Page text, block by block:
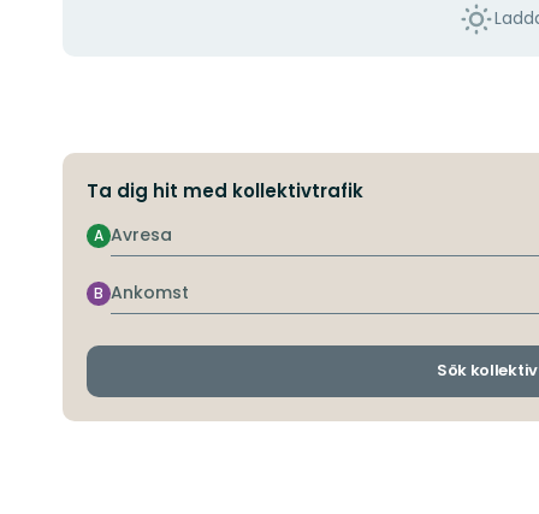
Ta dig hit med kollektivtrafik
Avresa
A
Ankomst
B
Sök